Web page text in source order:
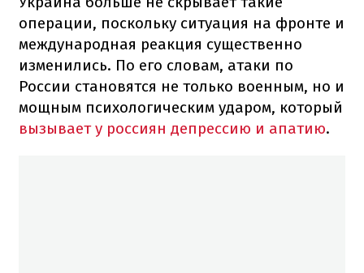
операции, поскольку ситуация на фронте и
международная реакция существенно
изменились. По его словам, атаки по
России становятся не только военным, но и
мощным психологическим ударом, который
вызывает у россиян депрессию и апатию.